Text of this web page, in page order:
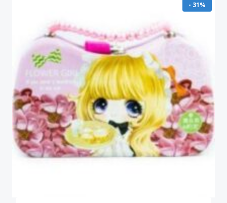
- 31%